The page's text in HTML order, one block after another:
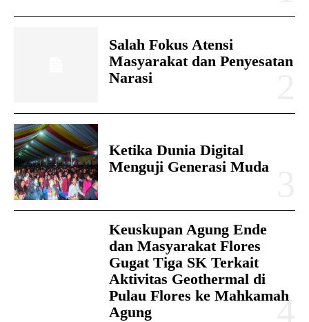
Salah Fokus Atensi
Masyarakat dan Penyesatan
Narasi
Ketika Dunia Digital
Menguji Generasi Muda
Keuskupan Agung Ende
dan Masyarakat Flores
Gugat Tiga SK Terkait
Aktivitas Geothermal di
Pulau Flores ke Mahkamah
Agung